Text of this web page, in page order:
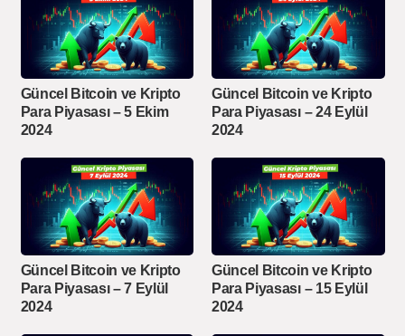
Güncel Bitcoin ve Kripto
Para Piyasası – 5 Ekim
2024
Güncel Bitcoin ve Kripto
Para Piyasası – 24 Eylül
2024
Güncel Bitcoin ve Kripto
Para Piyasası – 7 Eylül
2024
Güncel Bitcoin ve Kripto
Para Piyasası – 15 Eylül
2024